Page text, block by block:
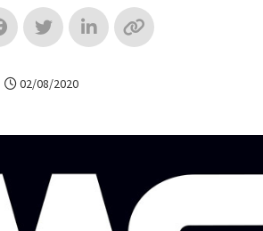
02/08/2020